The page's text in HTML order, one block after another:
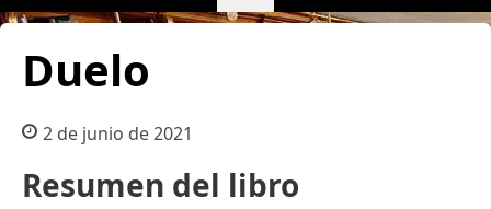
Duelo
2 de junio de 2021
Resumen del libro